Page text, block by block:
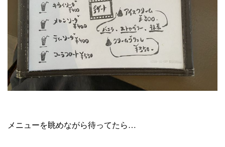
メニューを眺めながら待ってたら…